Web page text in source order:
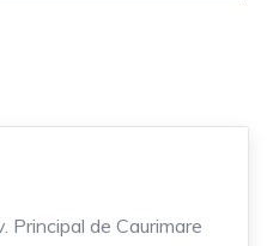
Principal de Caurimare